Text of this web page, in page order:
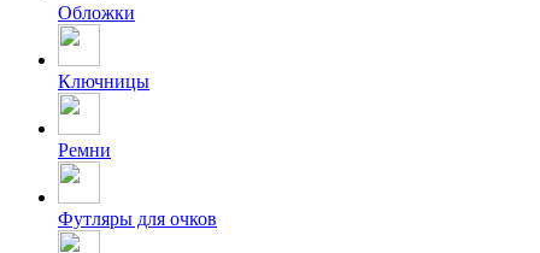
Обложки
Ключницы
Ремни
Футляры для очков